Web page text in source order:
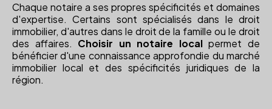
Chaque notaire a ses propres spécificités et domaines
d'expertise. Certains sont spécialisés dans le droit
immobilier, d'autres dans le droit de la famille ou le droit
des affaires. Choisir un notaire localpermet de
bénéficier d'une connaissance approfondie du marché
immobilier local et des spécificités juridiques de la
région.